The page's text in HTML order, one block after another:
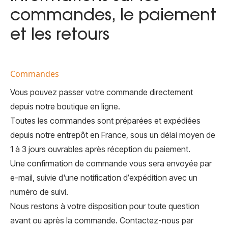
commandes, le paiement
et les retours
Commandes
Vous pouvez passer votre commande directement
depuis notre boutique en ligne.
Toutes les commandes sont préparées et expédiées
depuis notre entrepôt en France, sous un délai moyen de
1 à 3 jours ouvrables après réception du paiement.
Une confirmation de commande vous sera envoyée par
e-mail, suivie d'une notification d’expédition avec un
numéro de suivi.
Nous restons à votre disposition pour toute question
avant ou après la commande. Contactez-nous par